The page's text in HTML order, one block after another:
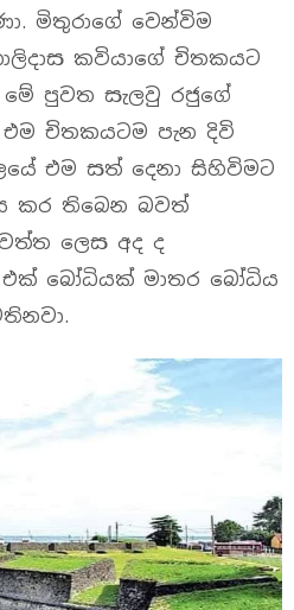
මිතුරාගේ වෙන්විම
කවියාගේ චිතකයට
මේ පුවත සැලවු රජුගේ
චිතකයටම පැන දිවි
එම සත් දෙනා සිහිවිමට
කර තිබෙන බවත්
ලෙස අද ද
බෝධියක් මාතර බෝධිය